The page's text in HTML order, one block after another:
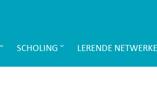
SCHOLING LERENDE